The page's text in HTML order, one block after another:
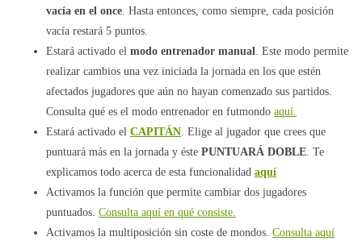
vacía en el once . Hasta entonces, como siempre, cada posición
vacía restará 5 puntos.
Estará activado el modo entrenador manual
. Este modo permite
realizar cambios una vez iniciada la jornada en los que estén
afectados jugadores que aún no hayan comenzado sus partidos.
Consulta qué es el modo entrenador en futmondo aquí.
Estará activado el CAPITÁN . Elige al jugador que crees que
puntuará más en la jornada y éste PUNTUARÁ DOBLE . Te
explicamos todo acerca de esta funcionalidad aquí
Activamos la función que permite cambiar dos jugadores
puntuados. Consulta aquí en qué consiste.
Activamos la multiposición sin coste de mondos. Consulta aquí